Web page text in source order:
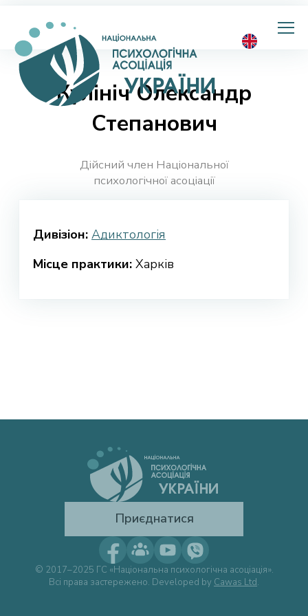
Національна
психологічна
Кулініч Олександр
Степанович
Дійсний член Національної
психологічної асоціації
Дивізіон: Адиктологія
Місце практики: Харків
Приєднатися
© 2017–2025 ГС «Національна психологічна асоціація».
Всі права застережено. Developed by Cawas Ltd.